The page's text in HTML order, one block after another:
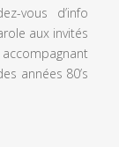
vous d’info
aux invités
années 80’s